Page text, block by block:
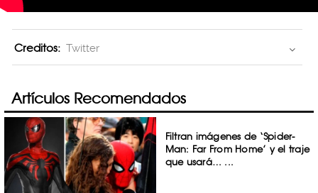
Creditos: Twitter
Artículos Recomendados
Filtran imágenes de ‘Spider-
Man: Far From Home​’ y el traje
que usará… ...